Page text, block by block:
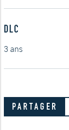
DLC
3 ans
PARTAGER